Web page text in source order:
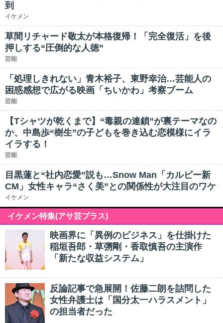
到
イケメン
草間リチャード敬太が本格復帰！「完全復活」を後
押しする“圧倒的な人徳”
芸能
「処理しきれない」青木裕子、東野幸治…芸能人の
困惑感想で広がる映画「ちいかわ」考察ブーム
芸能
【Tシャツが乾くまで】“毒親の連鎖”が裏テーマなの
か、中島歩“樹生”の子どもを巻き込む恋模様にイラ
イラする！
芸能
目黒蓮と“社内恋愛”説も…Snow Man「カルビー新
CM」女性キャラ“さく美”との関係性が大注目のワケ
イケメン
イケメン特集(アサ芸プラス)
映画界に「異例のビジネス」を仕掛けた
稲垣吾郎・草彅剛・香取慎吾の主演作
「新たな収益システム」
反論記事で急展開！佐藤二朗を詰問した
女性弁護士は「国分太一ハラスメント」
の担当者だった